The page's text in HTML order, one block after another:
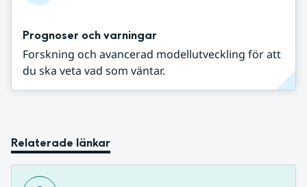
Prognoser och varningar
Forskning och avancerad modellutveckling för att
du ska veta vad som väntar.
Relaterade länkar